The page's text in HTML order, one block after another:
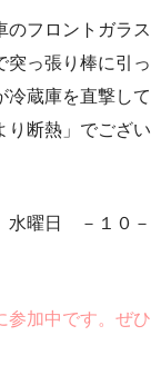
のフロントガラス
突っ張り棒に引っ
冷蔵庫を直撃して
り断熱」でござい
水曜日 －１０－
参加中です。ぜひ